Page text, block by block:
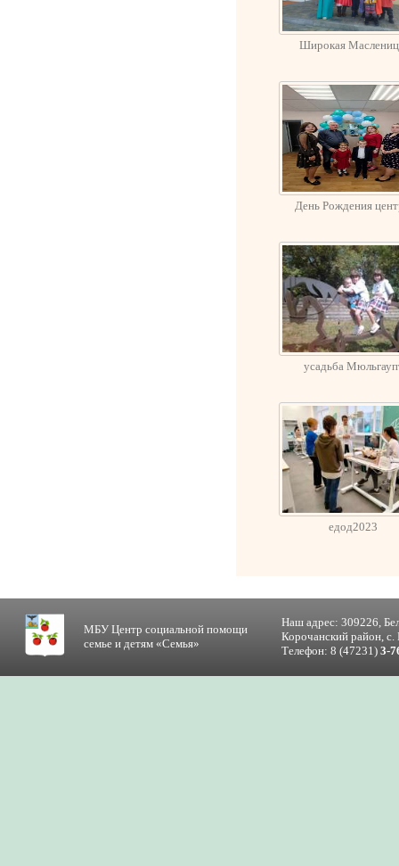
Широкая
День Рождения
усадьба
едод2023
МБУ Центр социальной помощи
семье и детям «Семья»
Наш адрес: 309226,
Корочанский район,
Телефон: 8 (47231) 3-